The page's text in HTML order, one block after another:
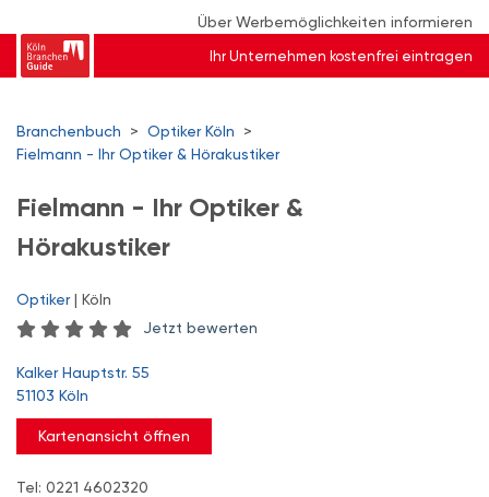
Über Werbemöglichkeiten informieren
Ihr Unternehmen kostenfrei eintragen
Branchenbuch > Optiker Köln
>
Fielmann - Ihr Optiker & Hörakustiker
Fielmann - Ihr Optiker &
Hörakustiker
Optiker| Köln
Jetzt bewerten
Kalker Hauptstr. 55
51103 Köln
Kartenansicht öffnen
Tel: 0221 4602320